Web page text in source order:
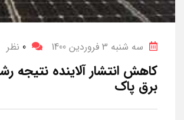
سه شنبه 3 فروردین 1400 0 نظر
کاهش انتشار آلاینده‌ نتیجه
برق پاک